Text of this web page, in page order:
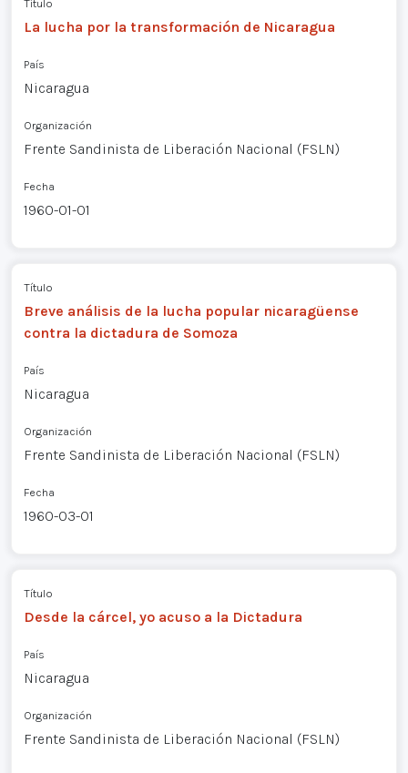
Título
La lucha por la transformación de Nicaragua
País
Nicaragua
Organización
Frente Sandinista de Liberación Nacional (FSLN)
Fecha
1960-01-01
Título
Breve análisis de la lucha popular nicaragüense
contra la dictadura de Somoza
País
Nicaragua
Organización
Frente Sandinista de Liberación Nacional (FSLN)
Fecha
1960-03-01
Título
Desde la cárcel, yo acuso a la Dictadura
País
Nicaragua
Organización
Frente Sandinista de Liberación Nacional (FSLN)